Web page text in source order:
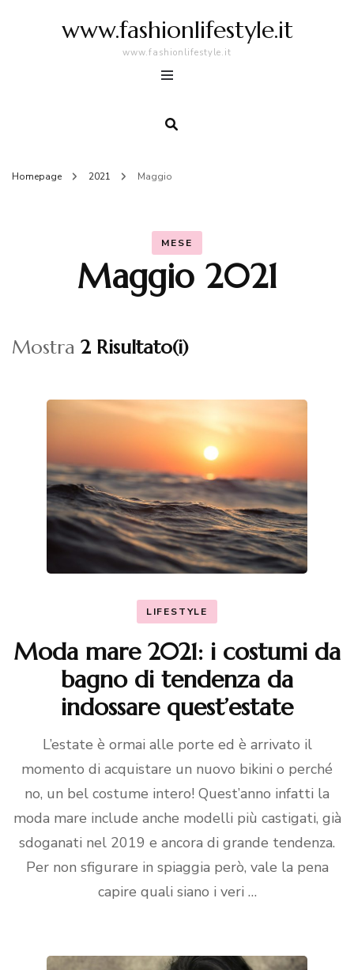
www.fashionlifestyle.it
www.fashionlifestyle.it
Homepage 2021 Maggio
MESE
Maggio 2021
Mostra 2 Risultato(i)
LIFESTYLE
Moda mare 2021: i costumi da
bagno di tendenza da
indossare quest’estate
L’estate è ormai alle porte ed è arrivato il
momento di acquistare un nuovo bikini o perché
no, un bel costume intero! Quest’anno infatti la
moda mare include anche modelli più castigati, già
sdoganati nel 2019 e ancora di grande tendenza.
Per non sfigurare in spiaggia però, vale la pena
capire quali siano i veri …